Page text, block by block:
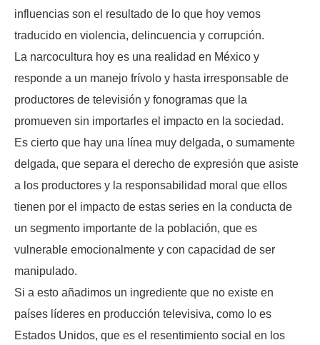
influencias son el resultado de lo que hoy vemos
traducido en violencia, delincuencia y corrupción.
La narcocultura hoy es una realidad en México y
responde a un manejo frívolo y hasta irresponsable de
productores de televisión y fonogramas que la
promueven sin importarles el impacto en la sociedad.
Es cierto que hay una línea muy delgada, o sumamente
delgada, que separa el derecho de expresión que asiste
a los productores y la responsabilidad moral que ellos
tienen por el impacto de estas series en la conducta de
un segmento importante de la población, que es
vulnerable emocionalmente y con capacidad de ser
manipulado.
Si a esto añadimos un ingrediente que no existe en
países líderes en producción televisiva, como lo es
Estados Unidos, que es el resentimiento social en los